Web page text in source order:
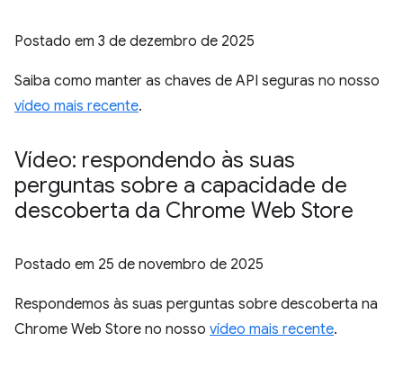
Postado em 3 de dezembro de 2025
Saiba como manter as chaves de API seguras no nosso
vídeo mais recente.
Vídeo: respondendo às suas
perguntas sobre a capacidade de
descoberta da Chrome Web Store
Postado em 25 de novembro de 2025
Respondemos às suas perguntas sobre descoberta na
Chrome Web Store no nosso vídeo mais recente.